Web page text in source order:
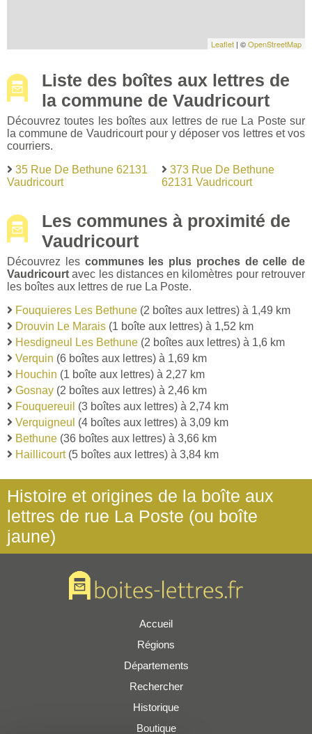
Leaflet | ©OpenStreetMap
Liste des boîtes aux lettres de
la commune de Vaudricourt
Découvrez toutes les boîtes aux lettres de rue La Poste sur
la commune de Vaudricourt pour y déposer vos lettres et vos
courriers.
35 Rue De Bethune 62131
Vaudricourt
373 Rue De Bethune
62131 Vaudricourt
Les communes à proximité de
Vaudricourt
Découvrez les communes les plus proches de celle de
Vaudricourt avec les distances en kilomètres pour retrouver
les boîtes aux lettres de rue La Poste.
Fouquieres Les Bethune (2 boîtes aux lettres) à 1,49 km
Drouvin Le Marais (1 boîte aux lettres) à 1,52 km
Hesdigneul Les Bethune (2 boîtes aux lettres) à 1,6 km
Verquin (6 boîtes aux lettres) à 1,69 km
Houchin (1 boîte aux lettres) à 2,27 km
Gosnay (2 boîtes aux lettres) à 2,46 km
Fouquereuil (3 boîtes aux lettres) à 2,74 km
Verquigneul (4 boîtes aux lettres) à 3,09 km
Bethune (36 boîtes aux lettres) à 3,66 km
Haillicourt(5 boîtes aux lettres) à 3,84 km
Histoire et origines de la boîte aux
lettres de rue La Poste (ou boîte
jaune)
Accueil
Régions
Départements
Rechercher
Historique
Boutique